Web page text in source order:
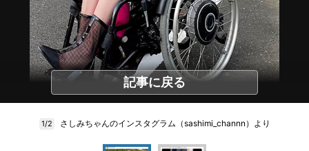
記事に戻る
1/2 さしみちゃんのインスタグラム（sashimi_channn）より